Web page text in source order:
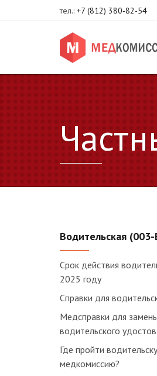
тел.: +7 (812) 380-82-54
Водительская
Срок действия
2025 году
Справки для
Медсправки для
водительского
Где пройти
медкомиссию?